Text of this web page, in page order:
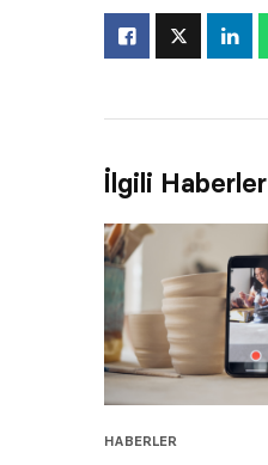
İlgili Haberler
HABERLER